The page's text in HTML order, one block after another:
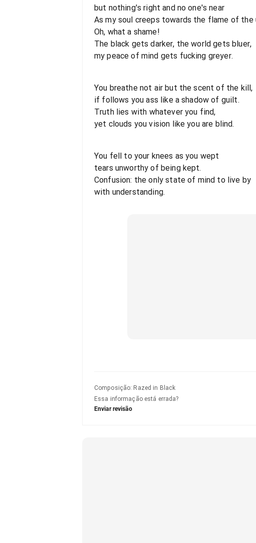
but nothing's right and no one's near
As my soul creeps towards the flame of the
Oh, what a shame!
The black gets darker, the world gets bluer,
my peace of mind gets fucking greyer.
You breathe not air but the scent of the kill,
if follows you ass like a shadow of guilt.
Truth lies with whatever you find,
yet clouds you vision like you are blind.
You fell to your knees as you wept
tears unworthy of being kept.
Confusion: the only state of mind to live by
with understanding.
Composição: Razed in Black
Essa informação está errada?
Enviar revisão